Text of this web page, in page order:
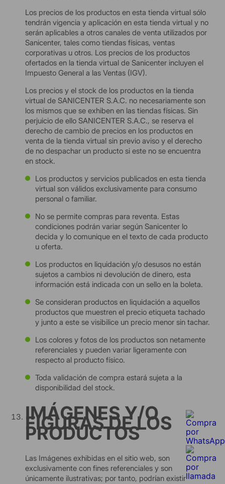
Los precios de los productos en esta tienda virtual sólo
tendrán vigencia y aplicación en esta tienda virtual y no
serán aplicables a otros canales de venta utilizados por
Sanicenter, tales como tiendas físicas, ventas
corporativas u otros. Los precios de los productos
ofertados en la tienda virtual de Sanicenter incluyen el
Impuesto General a las Ventas (IGV).
Los precios y el stock de los productos en la tienda
virtual de SANICENTER S.A.C. no necesariamente son
los mismos que se exhiben en las tiendas físicas. Sin
perjuicio de ello SANICENTER S.A.C., se reserva el
derecho de cambio de precios en los productos en
venta de la tienda virtual sin previo aviso y el derecho
de no despachar un producto si este no se encuentra
en stock.
Los productos y servicios publicados en esta tienda
virtual son válidos exclusivamente para consumo
personal o familiar.
No se permite compras para reventa. Estas
condiciones podrán variar según Sanicenter lo
decida y lo comunique en el texto de cada producto
u oferta.
Los productos en liquidación y/o desusos no están
sujetos a cambios ni devolución de dinero, esta
información está indicada con un sello en la boleta.
Se consideran productos en liquidación a aquellos
productos que muestren el precio etiqueta tachado
y junto a este se visibilice un precio menor sin tachar.
Los colores y fotos de los productos son netamente
referenciales y pueden variar ligeramente con
respecto al producto físico.
Toda validación de compra estará sujeta a la
disponibilidad del stock.
IMÁGENES Y/O
FIGURAS DE LOS
PRODUCTOS
Las Imágenes exhibidas en el sitio web, son
exclusivamente con fines referenciales y son
únicamente ilustrativas; por tanto, podrían existir